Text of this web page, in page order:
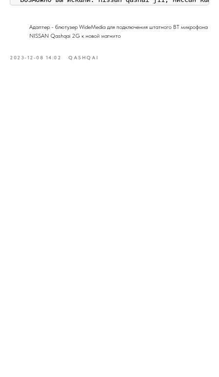
Адаптер - блютузер WideMedia для подключения штатного BT микрофона
NISSAN Qashqai 2G к новой магнито
2023-12-08 14:02 QASHQAI